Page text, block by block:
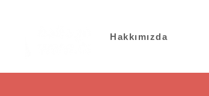
Hakkımızda